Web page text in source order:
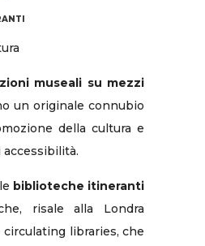
museali su mezzi
un originale connubio
della cultura e
biblioteche itineranti
risale alla Londra
libraries, che